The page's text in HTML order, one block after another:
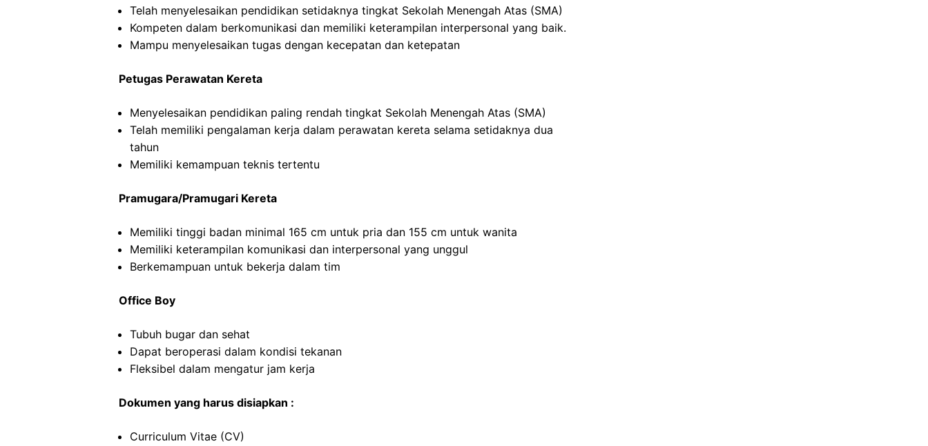
Telah menyelesaikan pendidikan setidaknya tingkat Sekolah Menengah Atas (SMA)
Kompeten dalam berkomunikasi dan memiliki keterampilan interpersonal yang baik.
Mampu menyelesaikan tugas dengan kecepatan dan ketepatan
Petugas Perawatan Kereta
Menyelesaikan pendidikan paling rendah tingkat Sekolah Menengah Atas (SMA)
Telah memiliki pengalaman kerja dalam perawatan kereta selama setidaknya dua
tahun
Memiliki kemampuan teknis tertentu
Pramugara/Pramugari Kereta
Memiliki tinggi badan minimal 165 cm untuk pria dan 155 cm untuk wanita
Memiliki keterampilan komunikasi dan interpersonal yang unggul
Berkemampuan untuk bekerja dalam tim
Office Boy
Tubuh bugar dan sehat
Dapat beroperasi dalam kondisi tekanan
Fleksibel dalam mengatur jam kerja
Dokumen yang harus disiapkan :
Curriculum Vitae (CV)